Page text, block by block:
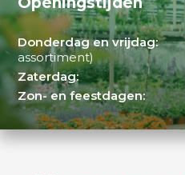
Donderdag en vrijdag:
assortiment)
Zaterdag:
Zon- en feestdagen: